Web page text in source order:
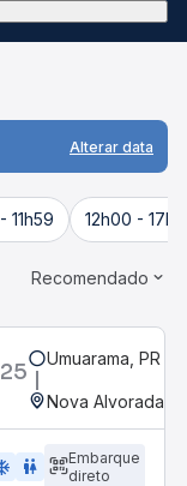
Alterar data
11h59 12h00 -
Recomendado
Umuarama, PR
Nova Alvorada
WC
Embarque
direto